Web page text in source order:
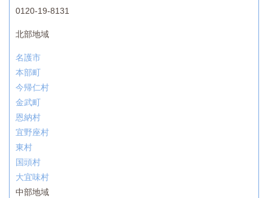
0120-19-8131
北部地域
名護市
本部町
今帰仁村
金武町
恩納村
宜野座村
東村
国頭村
大宜味村
中部地域